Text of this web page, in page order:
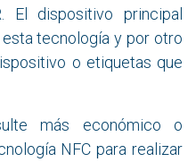
dispositivo principal
tecnología y por otro
o etiquetas que
más económico o
NFC para realizar